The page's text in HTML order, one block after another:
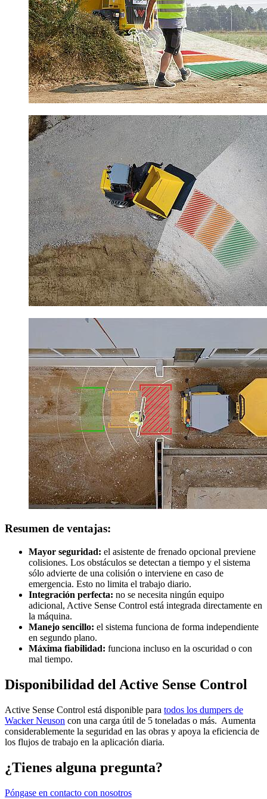
Resumen de ventajas:
Mayor seguridad: el asistente de frenado opcional previene
colisiones. Los obstáculos se detectan a tiempo y el sistema
sólo advierte de una colisión o interviene en caso de
emergencia. Esto no limita el trabajo diario.
Integración perfecta: no se necesita ningún equipo
adicional, Active Sense Control está integrada directamente en
la máquina.
Manejo sencillo: el sistema funciona de forma independiente
en segundo plano.
Máxima fiabilidad: funciona incluso en la oscuridad o con
mal tiempo.
Disponibilidad del Active Sense Control
Active Sense Control está disponible para todos los dumpers de
Wacker Neuson con una carga útil de 5 toneladas o más. Aumenta
considerablemente la seguridad en las obras y apoya la eficiencia de
los flujos de trabajo en la aplicación diaria.
¿Tienes alguna pregunta?
Póngase en contacto con nosotros